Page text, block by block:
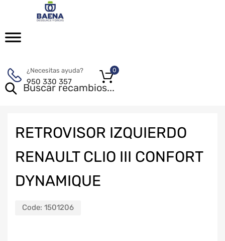
¿Necesitas ayuda?
950 330 357
0
RETROVISOR IZQUIERDO
RENAULT CLIO III CONFORT
DYNAMIQUE
Code: 1501206